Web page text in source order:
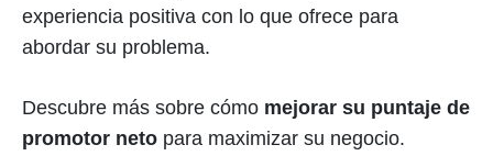
experiencia positiva con lo que ofrece para
abordar su problema.
Descubre más sobre cómo mejorar su puntaje de
promotor neto para maximizar su negocio.